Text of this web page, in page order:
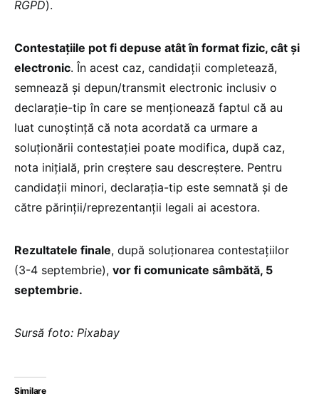
RGPD).
Contestațiile pot fi depuse atât în format fizic, cât și
electronic. În acest caz, candidații completează,
semnează și depun/transmit electronic inclusiv o
declarație-tip în care se menționează faptul că au
luat cunoștință că nota acordată ca urmare a
soluționării contestației poate modifica, după caz,
nota inițială, prin creștere sau descreștere. Pentru
candidații minori, declarația-tip este semnată și de
către părinții/reprezentanții legali ai acestora.
Rezultatele finale, după soluționarea contestațiilor
(3-4 septembrie), vor fi comunicate sâmbătă, 5
septembrie.
Sursă foto: Pixabay
Similare